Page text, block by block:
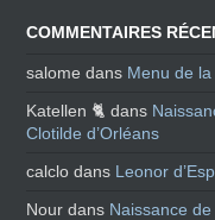
COMMENTAIRES
salome dans Menu de
Katellen 🐈 dans
Clotilde d’Orléans
calclo dans Leonor
Nour dans Naissance